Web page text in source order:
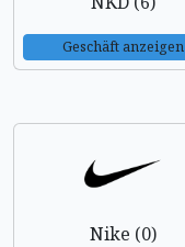
Geschäft anzeigen
Nike (0)